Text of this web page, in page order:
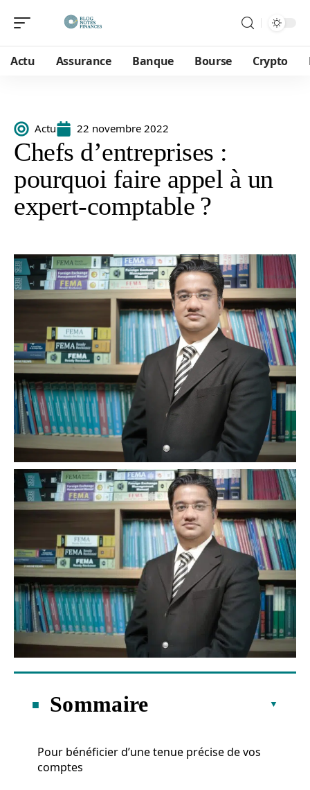
Actu Assurance Banque Bourse Crypto
Actu 22 novembre 2022
Chefs d’entreprises :
pourquoi faire appel à un
expert-comptable ?
Sommaire
Pour bénéficier d’une tenue précise de vos
comptes